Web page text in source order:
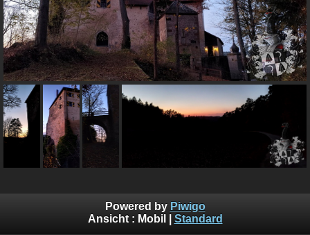
Powered by Piwigo
Ansicht : Mobil Standard